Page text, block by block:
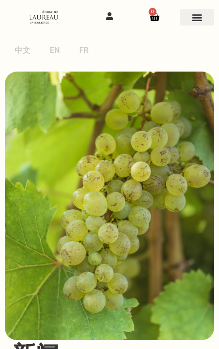
0
中文 EN FR